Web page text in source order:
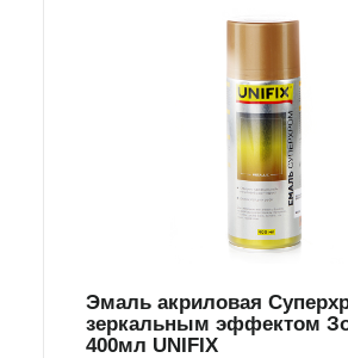
Эмаль акриловая
зеркальным эффектом
400мл UNIFIX